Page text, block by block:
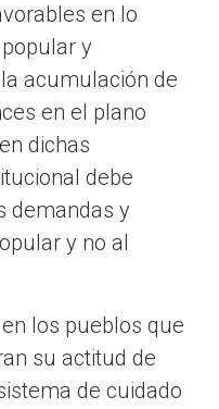
en lo
y
acumulación de
en el plano
dichas
debe
demandas y
y no al
los pueblos que
su actitud de
de cuidado